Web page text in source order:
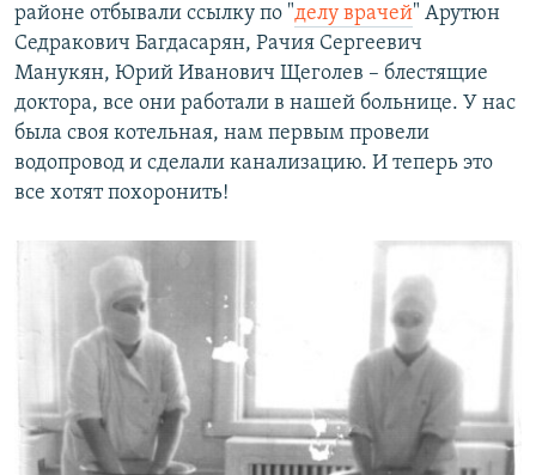
районе отбывали ссылку по "делу врачей" Арутюн
Седракович Багдасарян, Рачия Сергеевич
Манукян, Юрий Иванович Щеголев – блестящие
доктора, все они работали в нашей больнице. У нас
была своя котельная, нам первым провели
водопровод и сделали канализацию. И теперь это
все хотят похоронить!